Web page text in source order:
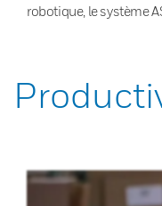
robotique, le système